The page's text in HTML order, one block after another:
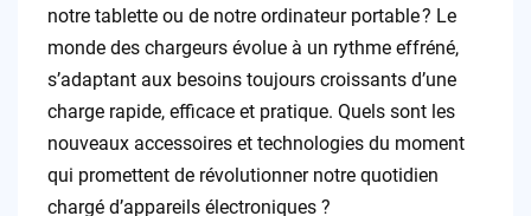
notre tablette ou de notre ordinateur portable ? Le
monde des chargeurs évolue à un rythme effréné,
s’adaptant aux besoins toujours croissants d’une
charge rapide, efficace et pratique. Quels sont les
nouveaux accessoires et technologies du moment
qui promettent de révolutionner notre quotidien
chargé d’appareils électroniques ?